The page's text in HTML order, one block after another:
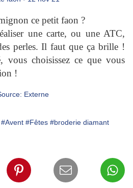
ce petit faon ?
une carte, ou une ATC,
perles. Il faut que ça brille !
vous choisissez ce que vous
!
#Avent #Fêtes #broderie diamant